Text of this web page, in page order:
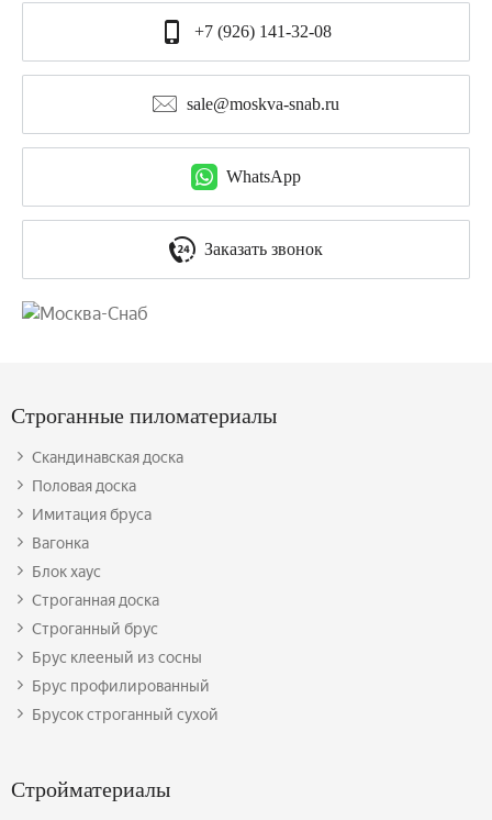
+7 (926) 141-32-08
sale@moskva-snab.ru
WhatsApp
Заказать звонок
Строганные пиломатериалы
Скандинавская доска
Половая доска
Имитация бруса
Вагонка
Блок хаус
Строганная доска
Строганный брус
Брус клееный из сосны
Брус профилированный
Брусок строганный сухой
Стройматериалы